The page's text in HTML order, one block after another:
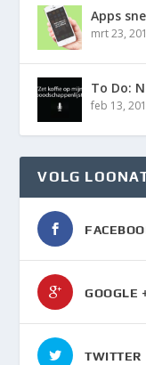
Apps
mrt 23,
To Do:
feb 13,
VOLG
GOOGLE
TWITTER